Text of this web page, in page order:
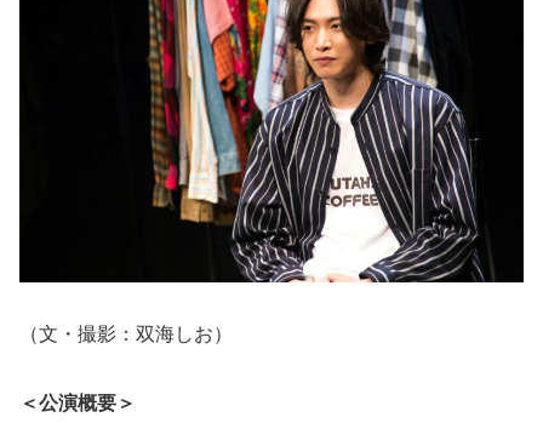
（文・撮影：双海しお）
＜公演概要＞